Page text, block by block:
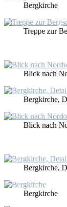
Berg­kir­che
Trep­pe zur
Blick nach
Berg­kir­che,
Blick nach
Berg­kir­che,
Berg­kir­che